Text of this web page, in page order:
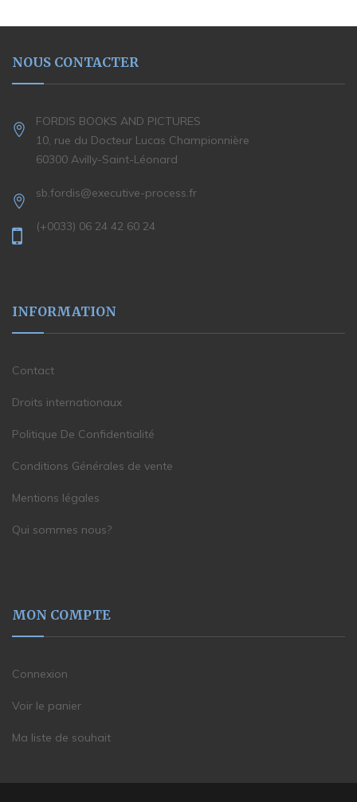
NOUS CONTACTER
FORDIS BOOKS AND PICTURES
10, rue du Docteur Lucas Championnière
60300 Avilly-Saint-Léonard
sb.fordis@executive-process.fr
(+0033) 06 24 42 60 24
INFORMATION
Contact
Droits internationaux
Politique De Confidentialité
Conditions Générales de vente
Mentions légales
Qui sommes nous?
MON COMPTE
Connexion
Voir le panier
Ma liste de souhait